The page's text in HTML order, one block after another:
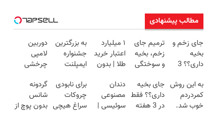
مطالب پیشنهادی
جای زخم و
بخیه
داری؟؟ 3
محوش کن!
ترمیم جای
زخم، بخیه
و سوختگی
هفته!!😍
۱ میلیارد
اعتبار خرید
طلا | بدون
چک
به بزرگترین
جشنواره
ایمپلنت
بزنید ! |
فقط ۲۵
میلیون !
دوربین
لامپی
چرخشی
فقط امروز
حراج شد🔥
پرداخت
به این روش
کمردردم
خوب شد.
جای بخیه
داری؟؟ فقط
در 3 هفته
دندان
مصنوعی
سوئیسی |
برای نابودی
چروکات
سراغ هیچی
گردونه
شانس
بدون پوچ از